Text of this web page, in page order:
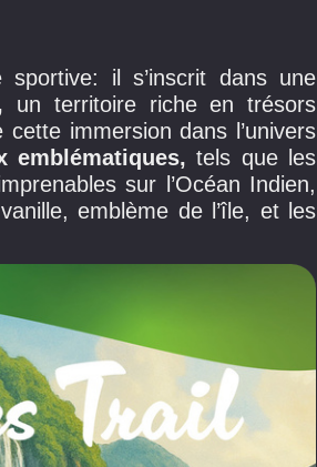
il s’inscrit dans une
un territoire riche en trésors
immersion dans l’univers
emblématiques,tels que les
sur l’Océan Indien,
emblème de l’île, et les